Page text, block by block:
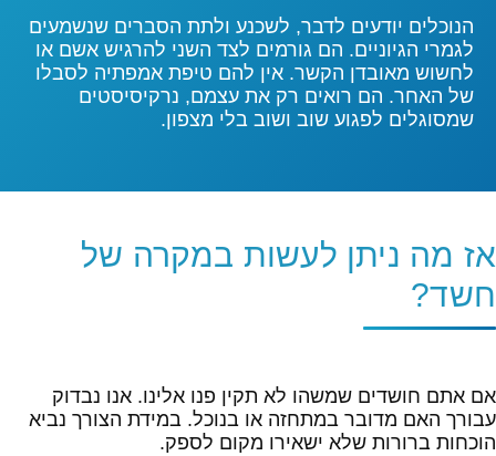
הנוכלים יודעים לדבר, לשכנע ולתת הסברים שנשמעים
לגמרי הגיוניים. הם גורמים לצד השני להרגיש אשם או
לחשוש מאובדן הקשר. אין להם טיפת אמפתיה לסבלו
של האחר. הם רואים רק את עצמם, נרקיסיסטים
שמסוגלים לפגוע שוב ושוב בלי מצפון.
אז מה ניתן לעשות במקרה של
חשד?
אם אתם חושדים שמשהו לא תקין פנו אלינו. אנו נבדוק
עבורך האם מדובר במתחזה או בנוכל. במידת הצורך נביא
הוכחות ברורות שלא ישאירו מקום לספק.